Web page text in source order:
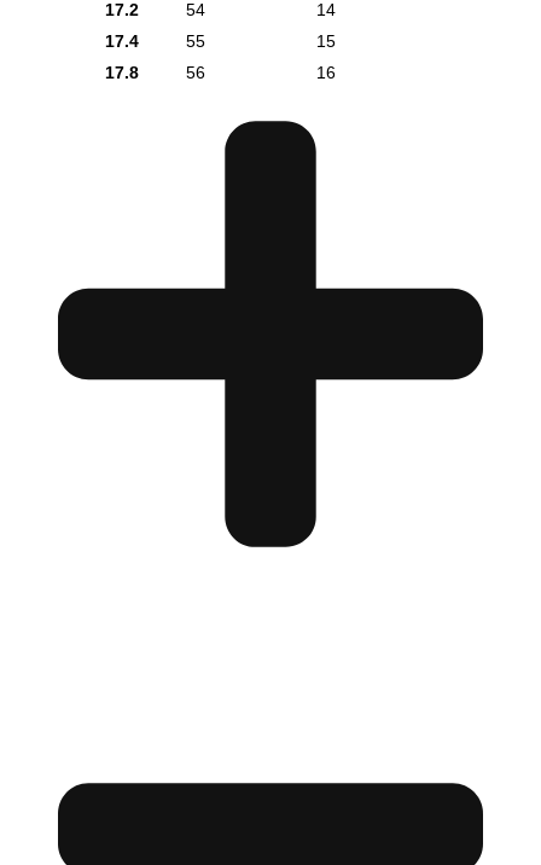
17.2
54
14
17.4
55
15
17.8
56 16